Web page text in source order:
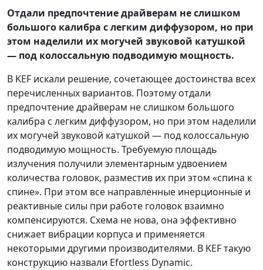
Отдали предпочтение драйверам не слишком
большого калибра с легким диффузором, но при
этом наделили их могучей звуковой катушкой
— под колоссальную подводимую мощность.
В KEF искали решение, сочетающее достоинства всех
перечисленных вариантов. Поэтому отдали
предпочтение драйверам не слишком большого
калибра с легким диффузором, но при этом наделили
их могучей звуковой катушкой — под колоссальную
подводимую мощность. Требуемую площадь
излучения получили элементарным удвоением
количества головок, разместив их при этом «спина к
спине». При этом все направленные инерционные и
реактивные силы при работе головок взаимно
компенсируются. Схема не нова, она эффективно
снижает вибрации корпуса и применяется
некоторыми другими производителями. В KEF такую
конструкцию назвали Efortless Dynamic.